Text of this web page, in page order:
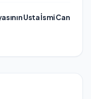
Usta İsmi Can